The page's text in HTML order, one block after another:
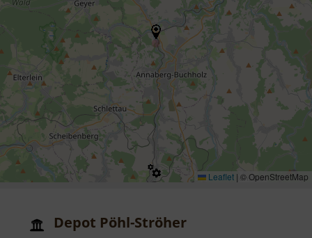
Leaflet | © OpenStreetMap
Depot Pöhl-Ströher